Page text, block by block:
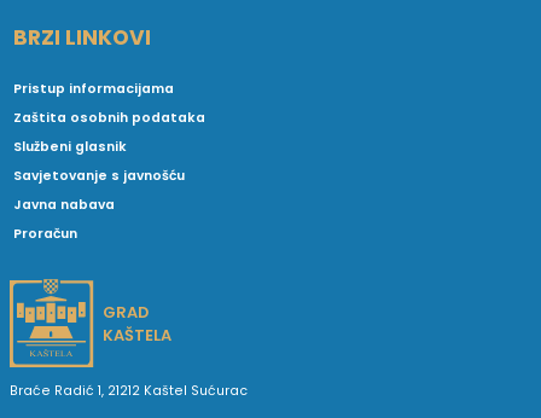
BRZI LINKOVI
Pristup informacijama
Zaštita osobnih podataka
Službeni glasnik
Savjetovanje s javnošću
Javna nabava
Proračun
GRAD
KAŠTELA
Braće Radić 1, 21212 Kaštel Sućurac